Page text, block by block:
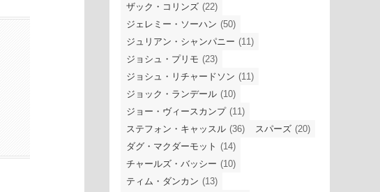
ザック・コリンズ (22)
ジェレミー・ソーハン (50)
ジュリアン・シャンパニー (11)
ジョシュ・プリモ (23)
ジョシュ・リチャードソン (11)
ジョック・ランデール (10)
ジョー・ヴィースカンプ (11)
ステフォン・キャッスル (36) スパーズ (20)
ダグ・マクダーモット (14)
チャールズ・バッシー (10)
ティム・ダンカン (13)